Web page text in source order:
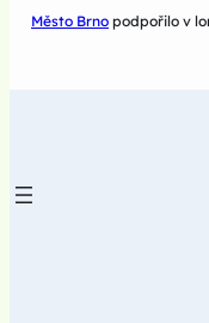
Město Brno podpořilo v